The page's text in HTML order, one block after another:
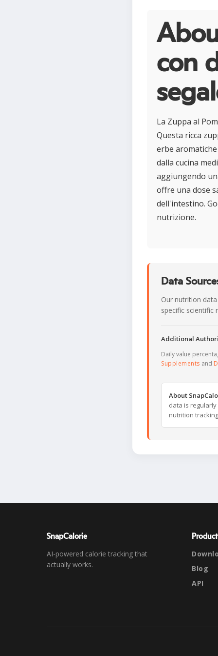
con
La Zuppa al
Questa ricca
erbe
dalla cucina
aggiungendo
offre una dose
dell'intestino.
nutrizione.
Data
Our nutrition
specific scientific
Additional
Daily value
Supplements and
About
data is
nutrition
SnapCalorie
AI-powered calorie tracking that
actually works.
Product
Blog
API